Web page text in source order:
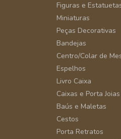
Figuras e
Miniaturas
Peças Decorativas
Bandejas
Centro/Colar de
Espelhos
Livro Caixa
Caixas e Porta Joias
Baús e Maletas
Cestos
Porta Retratos